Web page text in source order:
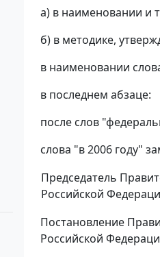
а) в наименовании и
б) в методике,
в наименовании
в последнем абзаце:
после слов
слова "в 2006 году"
Председатель
Российской
Постановление
Российской